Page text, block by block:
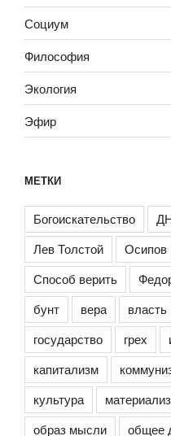
Социум
Философия
Экология
Эфир
МЕТКИ
Богоискательство
Лев Толстой
Осипов
Способ верить
бунт
вера власть
государство
грех
капитализм
культура
образ мысли
общее